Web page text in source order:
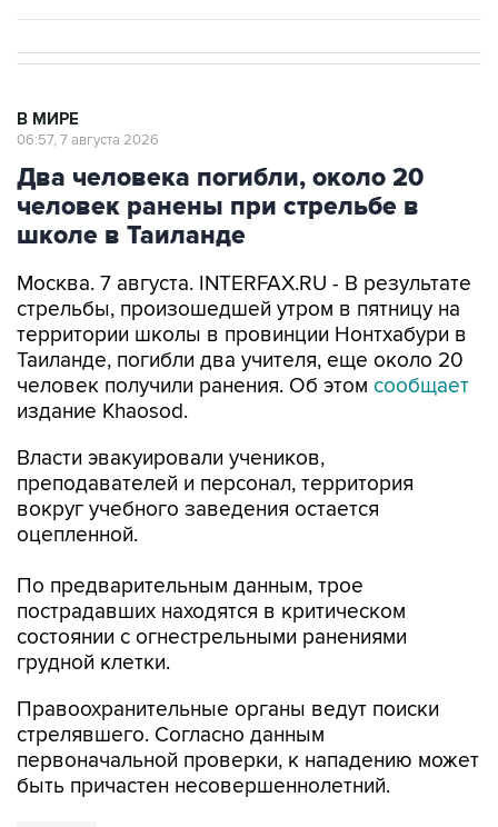
В МИРЕ
06:57, 7 августа 2026
Два человека погибли, около 20
человек ранены при стрельбе в
школе в Таиланде
Москва. 7 августа. INTERFAX.RU - В результате
стрельбы, произошедшей утром в пятницу на
территории школы в провинции Нонтхабури в
Таиланде, погибли два учителя, еще около 20
человек получили ранения. Об этом сообщает
издание Khaosod.
Власти эвакуировали учеников,
преподавателей и персонал, территория
вокруг учебного заведения остается
оцепленной.
По предварительным данным, трое
пострадавших находятся в критическом
состоянии с огнестрельными ранениями
грудной клетки.
Правоохранительные органы ведут поиски
стрелявшего. Согласно данным
первоначальной проверки, к нападению может
быть причастен несовершеннолетний.